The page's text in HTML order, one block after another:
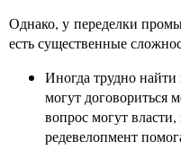
Однако, у переделки
есть существенные
Иногда трудно
могут договориться
вопрос могут
редевелопмент